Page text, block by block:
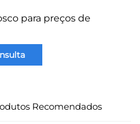
para preços de
Recomendados